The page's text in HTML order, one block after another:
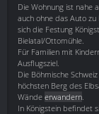
Die Wohnung ist nahe
auch ohne das Auto
sich die Festung
Bielatal/Ottomühle.
Für Familien mit
Ausflugsziel.
Die Böhmische
höchsten Berg des
Wände erwandern
In Königstein befindet